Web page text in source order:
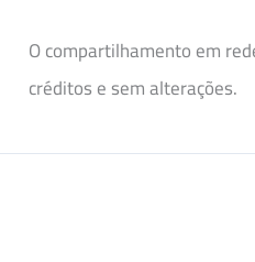
O compartilhamento em
créditos e sem alterações.